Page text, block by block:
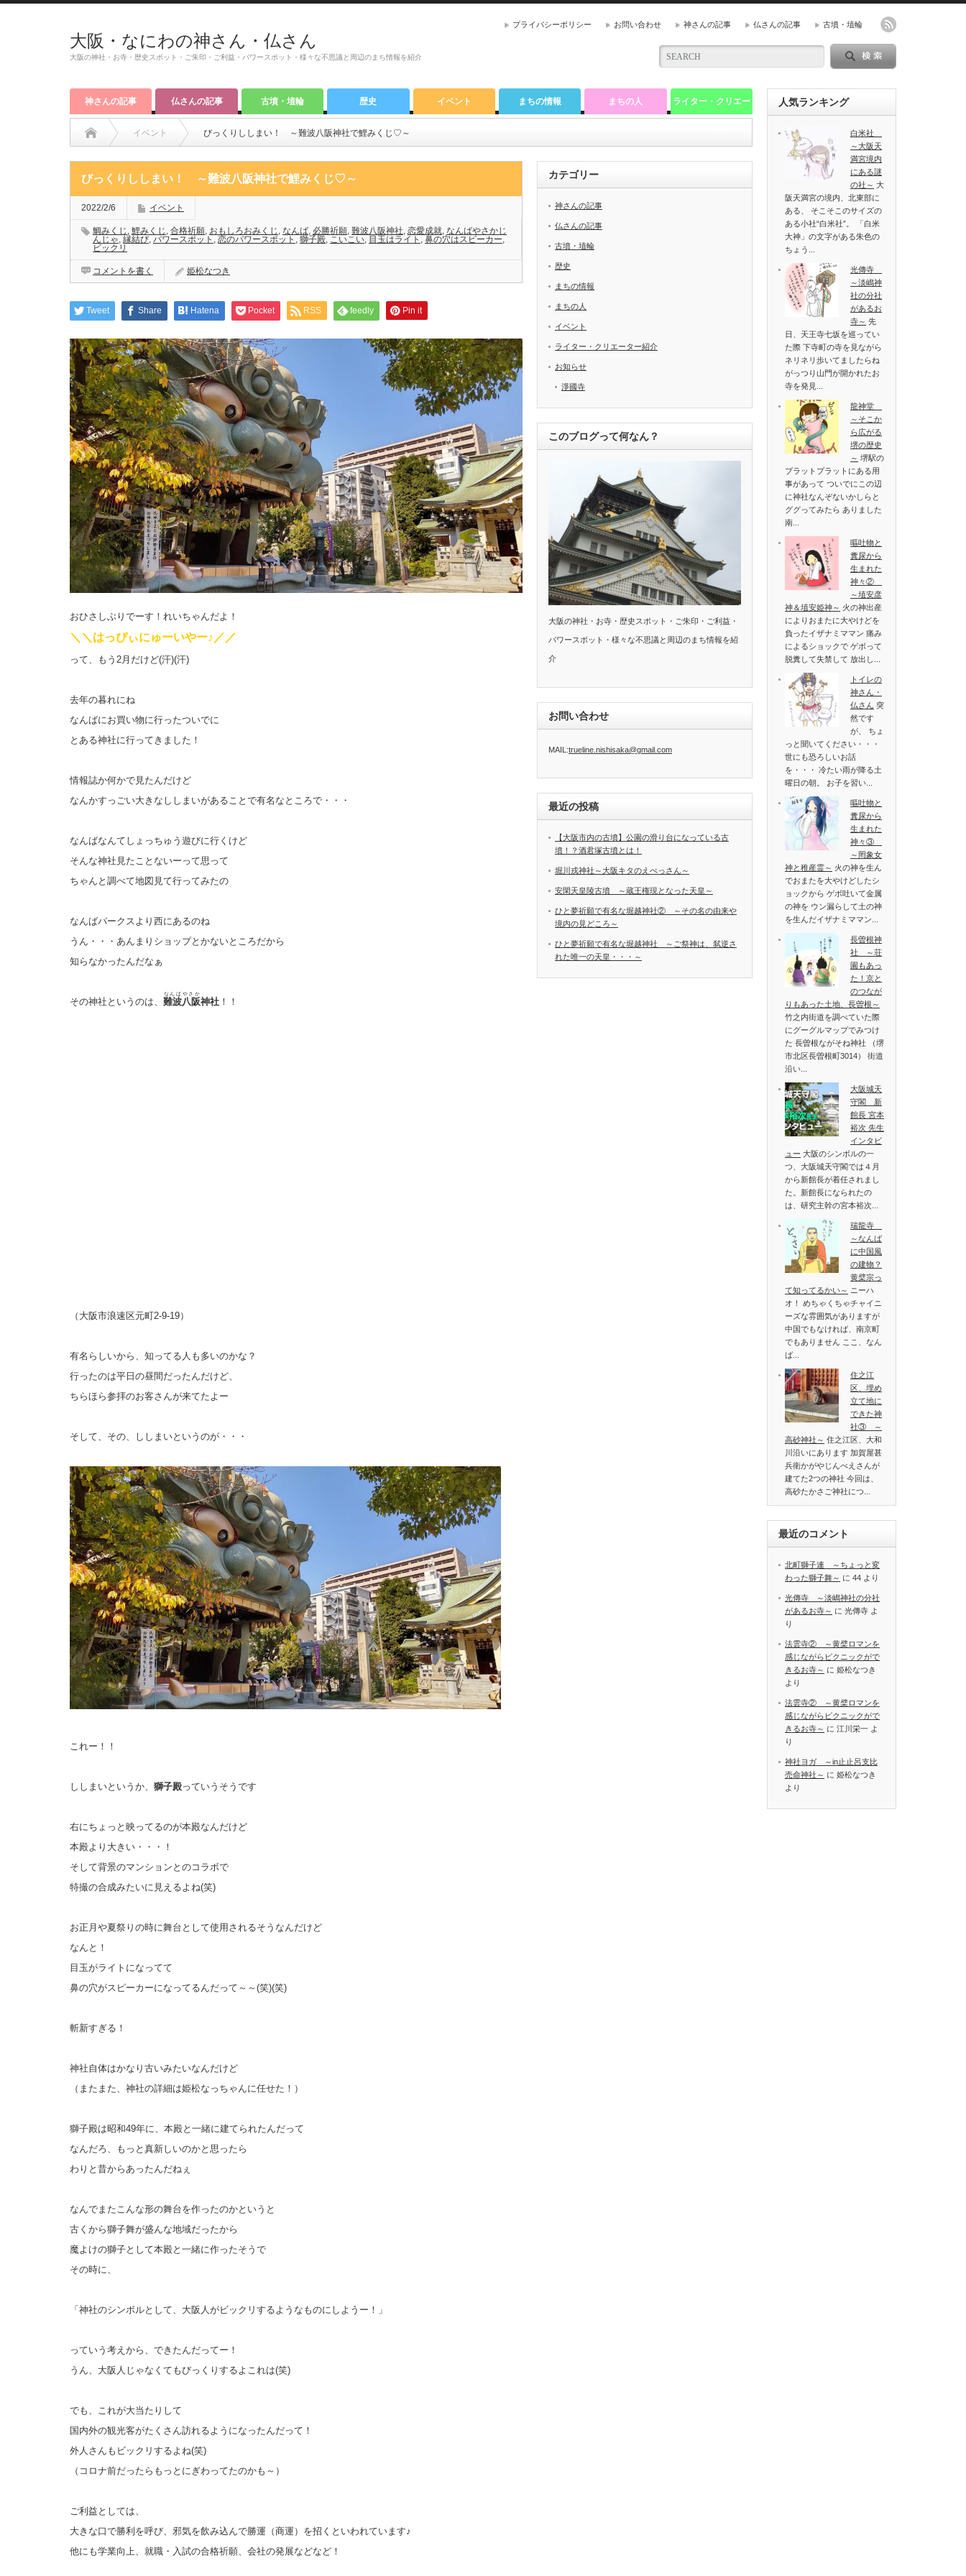
大阪・なにわの神さん・仏さん
大阪の神社・お寺・歴史スポット・ご朱印・ご利益・パワースポット・様々な不思議と周辺のまち情報を紹介
プライバシーポリシー お問い合わせ 神さんの記事 仏さんの記事 古墳・埴輪
神さんの記事 仏さんの記事 古墳・埴輪 歴史 イベント まちの情報 まちの人 ライター・クリエー
イベント びっくりししまい！ ～難波八阪神社で鯉みくじ♡～
びっくりししまい！ ～難波八阪神社で鯉みくじ♡～
2022/2/6 イベント
鯛みくじ , 鯉みくじ , 合格祈願, おもしろおみくじ , なんば, 必勝祈願, 難波八阪神社, 恋愛成就, なんばやさかじ
んじゃ, 縁結び, パワースポット , 恋のパワースポット , 獅子殿, こいこい, 目玉はライト , 鼻の穴はスピーカー,
ビックリ
コメントを書く 姫松なつき
Tweet Share Hatena Pocket RSS feedly Pin it
おひさしぶりでーす！れいちゃんだよ！
＼＼はっぴぃにゅーいやー♪／／
って、もう2月だけど(汗)(汗)
去年の暮れにね
なんばにお買い物に行ったついでに
とある神社に行ってきました！
情報誌か何かで見たんだけど
なんかすっごい大きなししまいがあることで有名なところで・・・
なんばなんてしょっちゅう遊びに行くけど
そんな神社見たことないーって思って
ちゃんと調べて地図見て行ってみたの
なんばパークスより西にあるのね
うん・・・あんまりショップとかないところだから
知らなかったんだなぁ
その神社というのは、 難波八阪
なんばやさか
神社 ！！
（大阪市浪速区元町2-9-19）
有名らしいから、知ってる人も多いのかな？
行ったのは平日の昼間だったんだけど、
ちらほら参拝のお客さんが来てたよー
そして、その、ししまいというのが・・・
これー！！
ししまいというか、 獅子殿っていうそうです
右にちょっと映ってるのが本殿なんだけど
本殿より大きい・・・！
そして背景のマンションとのコラボで
特撮の合成みたいに見えるよね(笑)
お正月や夏祭りの時に舞台として使用されるそうなんだけど
なんと！
目玉がライトになってて
鼻の穴がスピーカーになってるんだって～～(笑)(笑)
斬新すぎる！
神社自体はかなり古いみたいなんだけど
（またまた、神社の詳細は姫松なっちゃんに任せた！）
獅子殿は昭和49年に、本殿と一緒に建てられたんだって
なんだろ、もっと真新しいのかと思ったら
わりと昔からあったんだねぇ
なんでまたこんな形の舞台を作ったのかというと
古くから獅子舞が盛んな地域だったから
魔よけの獅子として本殿と一緒に作ったそうで
その時に、
「神社のシンボルとして、大阪人がビックリするようなものにしようー！」
っていう考えから、できたんだってー！
うん、大阪人じゃなくてもびっくりするよこれは(笑)
でも、これが大当たりして
国内外の観光客がたくさん訪れるようになったんだって！
外人さんもビックリするよね(笑)
（コロナ前だったらもっとにぎわってたのかも～）
ご利益としては、
大きな口で勝利を呼び、邪気を飲み込んで勝運（商運）を招くといわれています♪
他にも学業向上、就職・入試の合格祈願、会社の発展などなど！
カテゴリー
神さんの記事
仏さんの記事
古墳・埴輪
歴史
まちの情報
まちの人
イベント
ライター・クリエーター紹介
お知らせ
淨國寺
このブログって何なん？
大阪の神社・お寺・歴史スポット・ご朱印・ご利益・
パワースポット・様々な不思議と周辺のまち情報を紹
介
お問い合わせ
MAIL:trueline.nishisaka@gmail.com
最近の投稿
【大阪市内の古墳】公園の滑り台になっている古
墳！？酒君塚古墳とは！
堀川戎神社～大阪キタのえべっさん～
安閑天皇陵古墳 ～蔵王権現となった天皇～
ひと夢祈願で有名な堀越神社② ～その名の由来や
境内の見どころ～
ひと夢祈願で有名な堀越神社 ～ご祭神は、弑逆さ
れた唯一の天皇・・・～
人気ランキング
白米社
～大阪天
満宮境内
にある謎
の社～ 大
阪天満宮の境内、北東部に
ある、 そこそこのサイズの
ある小社“白米社”。 「白米
大神」の文字がある朱色の
ちょう...
光傳寺
～淡嶋神
社の分社
があるお
寺～ 先
日、天王寺七坂を巡ってい
た際 下寺町の寺を見ながら
ネリネリ歩いてましたらね
がっつり山門が開かれたお
寺を発見...
龍神堂
～そこか
ら広がる
堺の歴史
～ 堺駅の
プラットプラットにある用
事があって ついでにこの辺
に神社なんぞないかしらと
ググってみたら ありました
南...
嘔吐物と
糞尿から
生まれた
神々②
～埴安彦
神＆埴安姫神～ 火の神出産
によりおまたに大やけどを
負ったイザナミママン 痛み
によるショックで ゲボって
脱糞して失禁して 放出し...
トイレの
神さん・
仏さん 突
然です
が、 ちょ
っと聞いてください・・・
世にも恐ろしいお話
を・・・ 冷たい雨が降る土
曜日の朝。 お子を習い...
嘔吐物と
糞尿から
生まれた
神々③
～罔象女
神と稚産霊～ 火の神を生ん
でおまたを大やけどしたシ
ョックから ゲボ吐いて金属
の神を ウン漏らして土の神
を生んだイザナミママン...
長曽根神
社 ～荘
園もあっ
た！京と
のつなが
りもあった土地、長曽根～
竹之内街道を調べていた際
にグーグルマップでみつけ
た 長曽根ながそね神社 （堺
市北区長曽根町3014） 街道
沿い...
大阪城天
守閣 新
館長 宮本
裕次 先生
インタビ
ュー 大阪のシンボルの一
つ、大阪城天守閣では４月
から新館長が着任されまし
た。新館長になられたの
は、研究主幹の宮本裕次...
瑞龍寺
～なんば
に中国風
の建物？
黄檗宗っ
て知ってるかい～ ニーハ
オ！ めちゃくちゃチャイニ
ーズな雰囲気がありますが
中国でもなければ、南京町
でもありません ここ、なん
ば...
住之江
区、埋め
立て地に
できた神
社③ ～
高砂神社～ 住之江区、大和
川沿いにあります 加賀屋甚
兵衛かがやじんべえさんが
建てた2つの神社 今回は、
高砂たかさご神社につ...
最近のコメント
北町獅子連 ～ちょっと変
わった獅子舞～ に 44 より
光傳寺 ～淡嶋神社の分社
があるお寺～ に 光傳寺 よ
り
法雲寺② ～黄檗ロマンを
感じながらピクニックがで
きるお寺～ に 姫松なつき
より
法雲寺② ～黄檗ロマンを
感じながらピクニックがで
きるお寺～ に 江川栄一 よ
り
神社ヨガ ～in止止呂支比
売命神社～ に 姫松なつき
より